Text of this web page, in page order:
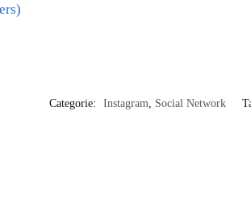
Categorie: Instagram Social Network